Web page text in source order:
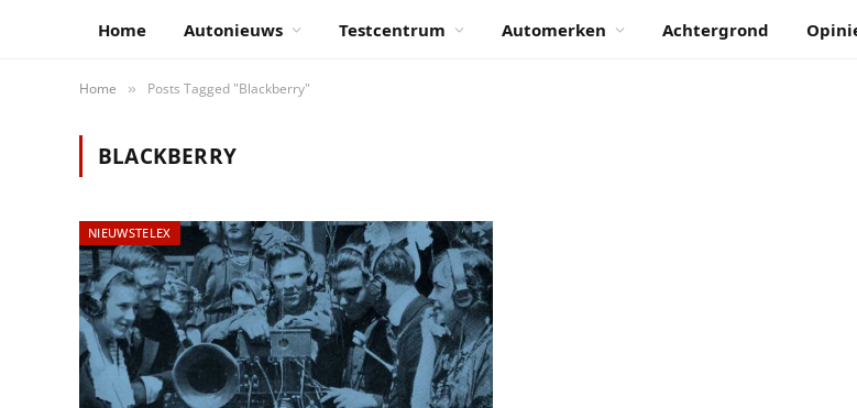
Home Autonieuws Testcentrum Automerken Achtergrond
Home » Posts Tagged "Blackberry"
BLACKBERRY
NIEUWSTELEX